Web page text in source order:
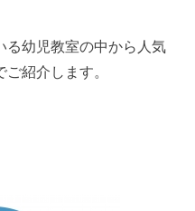
る幼児教室の中から人気
紹介します。